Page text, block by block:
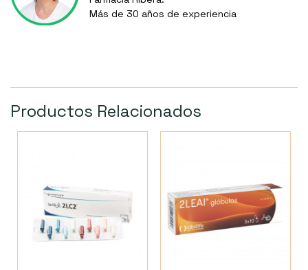
Más de 30 años de experiencia
Productos Relacionados